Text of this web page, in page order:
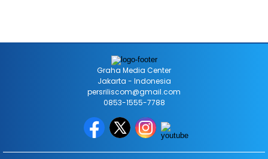
Graha Media Center
Jakarta - Indonesia
persriliscom@gmail.com
0853-1555-7788